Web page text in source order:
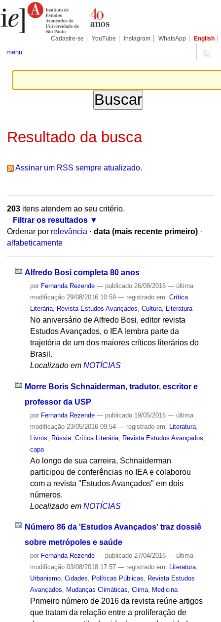
para
conteúdo.
Pessoais
Cadastre-se YouTube Instagram WhatsApp English
menu
Resultado da busca
Assinar um RSS sempre atualizado.
203itens atendem ao seu critério.
Filtrar os resultados
Ordenar por relevância · data (mais recente primeiro) ·
alfabeticamente
Alfredo Bosi completa 80 anos
por Fernanda Rezende — publicado26/08/2016 — última
modificação29/08/2016 10:59 — registrado em: Crítica
Literária, Revista Estudos Avançados Cultura, Literatura
No aniversário de Alfredo Bosi, editor revista
Estudos Avançados, o IEA lembra parte da
trajetória de um dos maiores críticos literários do
Brasil.
Localizado em NOTÍCIAS
Morre Boris Schnaiderman, tradutor, escritor e
professor da USP
por Fernanda Rezende — publicado19/05/2016 — última
modificação23/05/2016 09:54 — registrado em: Literatura,
Livros
Rússia, Crítica Literária, Revista Estudos Avançados
capa
Ao longo de sua carreira, Schnaiderman
participou de conferências no IEA e colaborou
com a revista "Estudos Avançados" em dois
números.
Localizado em NOTÍCIAS
Número 86 da 'Estudos Avançados' traz dossiê
sobre metrópoles e saúde
por Fernanda Rezende — publicado27/04/2016 — última
modificação03/08/2018 17:57 — registrado em: Literatura,
Urbanismo, Cidades, Políticas Públicas, Revista Estudos
Avançados, Mudanças Climáticas, Clima, Medicina
Primeiro número de 2016 da revista reúne artigos
que tratam da relação entre a proliferação de